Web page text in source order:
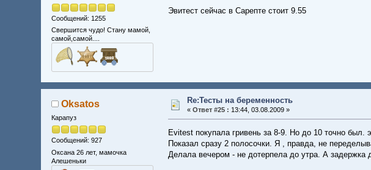
Сообщений: 1255
Свершится чудо! Стану мамой,
самой,самой....
Эвитест сейчас в Сарепте стоит 9.55
Oksatos
Карапуз
Сообщений: 927
Оксана 26 лет, мамочка
Алешеньки
Re:Тесты на беременность
« Ответ #25 : 13:44, 03.08.2009 »
Evitest покупала гривень за 8-9. Но до 10 точно был.
Показал сразу 2 полосочки. Я , правда, не
Делала вечером - не дотерпела до утра. А задержка